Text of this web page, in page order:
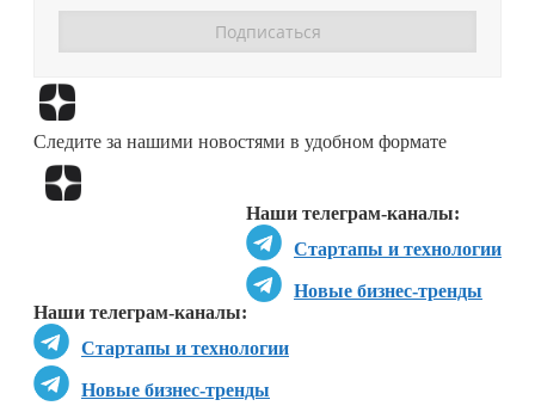
Следите за нашими новостями в удобном формате
Наши телеграм-каналы:
Стартапы и технологии
Новые бизнес-тренды
Наши телеграм-каналы:
Стартапы и технологии
Новые бизнес-тренды